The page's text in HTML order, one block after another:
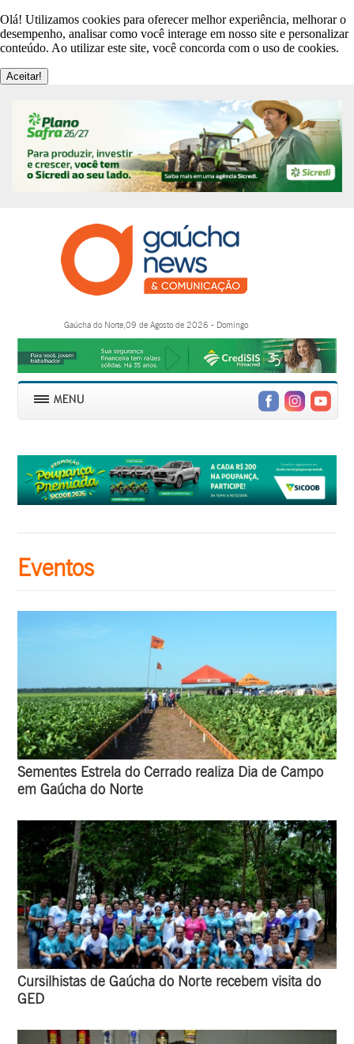
Olá! Utilizamos cookies para oferecer melhor experiência, melhorar o
desempenho, analisar como você interage em nosso site e personalizar
conteúdo. Ao utilizar este site, você concorda com o uso de cookies.
Aceitar!
Gaúcha do Norte,09 de Agosto de 2026 - Domingo
Eventos
Sementes Estrela do Cerrado realiza Dia de Campo
em Gaúcha do Norte
Cursilhistas de Gaúcha do Norte recebem visita do
GED